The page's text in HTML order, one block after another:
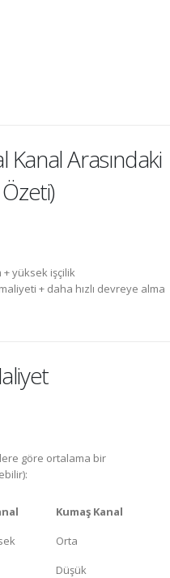
Arasındaki
yüksek işçilik
+ daha hızlı devreye alma
göre ortalama bir
Kumaş Kanal
Orta
Düşük